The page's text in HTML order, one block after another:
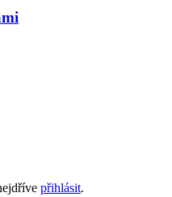
přihlásit.